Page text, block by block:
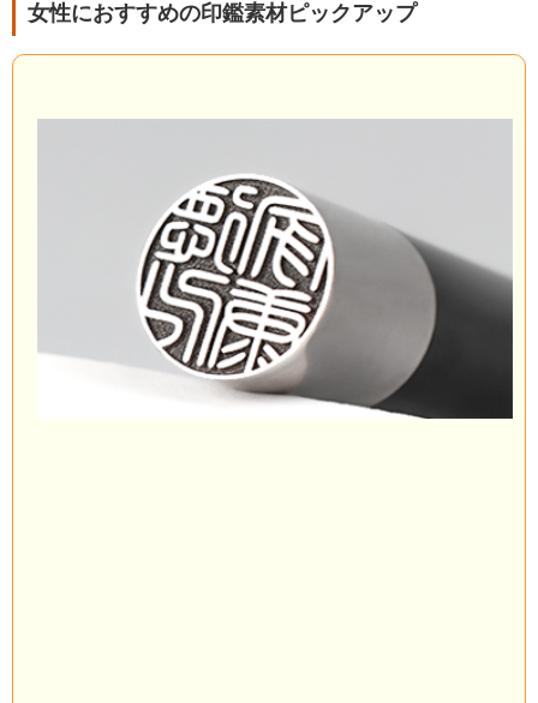
女性におすすめの印鑑素材ピックアップ